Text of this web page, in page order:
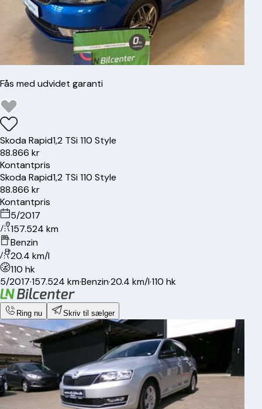
Fås med udvidet garanti
SkodaRapid1,2 TSi 110 Style
88.866 kr
Kontantpris
SkodaRapid1,2 TSi 110 Style
88.866 kr
Kontantpris
5/2017
157.524 km
Benzin
20.4 km/l
110 hk
5/2017·157.524 km·Benzin·20.4 km/l·110 hk
Ring nu Skriv til sælger